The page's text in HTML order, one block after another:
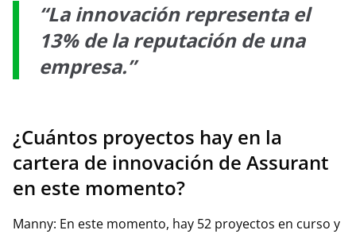
“La innovación representa el
13% de la reputación de una
empresa.”
¿Cuántos proyectos hay en la
cartera de innovación de Assurant
en este momento?
Manny: En este momento, hay 52 proyectos en curso y